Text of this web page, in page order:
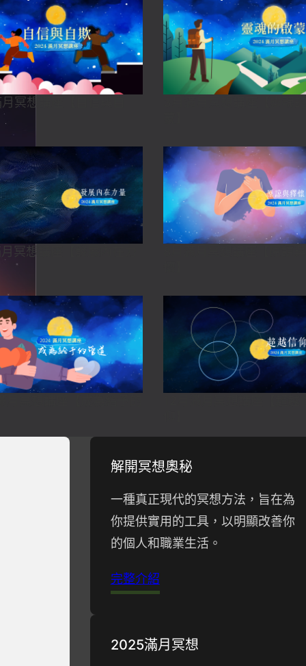
冥想講座【自信與自
冥想講座【發展內在力
解開冥想奧秘
一種真正現代的冥想方法，旨在為
你提供實用的工具，以明顯改善你
的個人和職業生活。
完整介紹
2025滿月冥想